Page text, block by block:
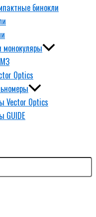
бинокли
монокуляры
Optics
Vector Optics
GUIDE